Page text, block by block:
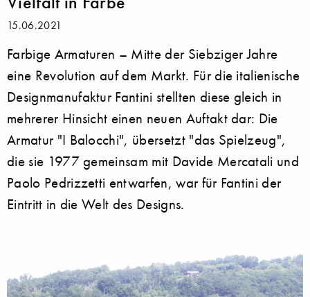
15.06.2021
Farbige Armaturen – Mitte der Siebziger Jahre
eine Revolution auf dem Markt. Für die italienische
Designmanufaktur Fantini stellten diese gleich in
mehrerer Hinsicht einen neuen Auftakt dar: Die
Armatur "I Balocchi", übersetzt "das Spielzeug",
die sie 1977 gemeinsam mit Davide Mercatali und
Paolo Pedrizzetti entwarfen, war für Fantini der
Eintritt in die Welt des Designs.